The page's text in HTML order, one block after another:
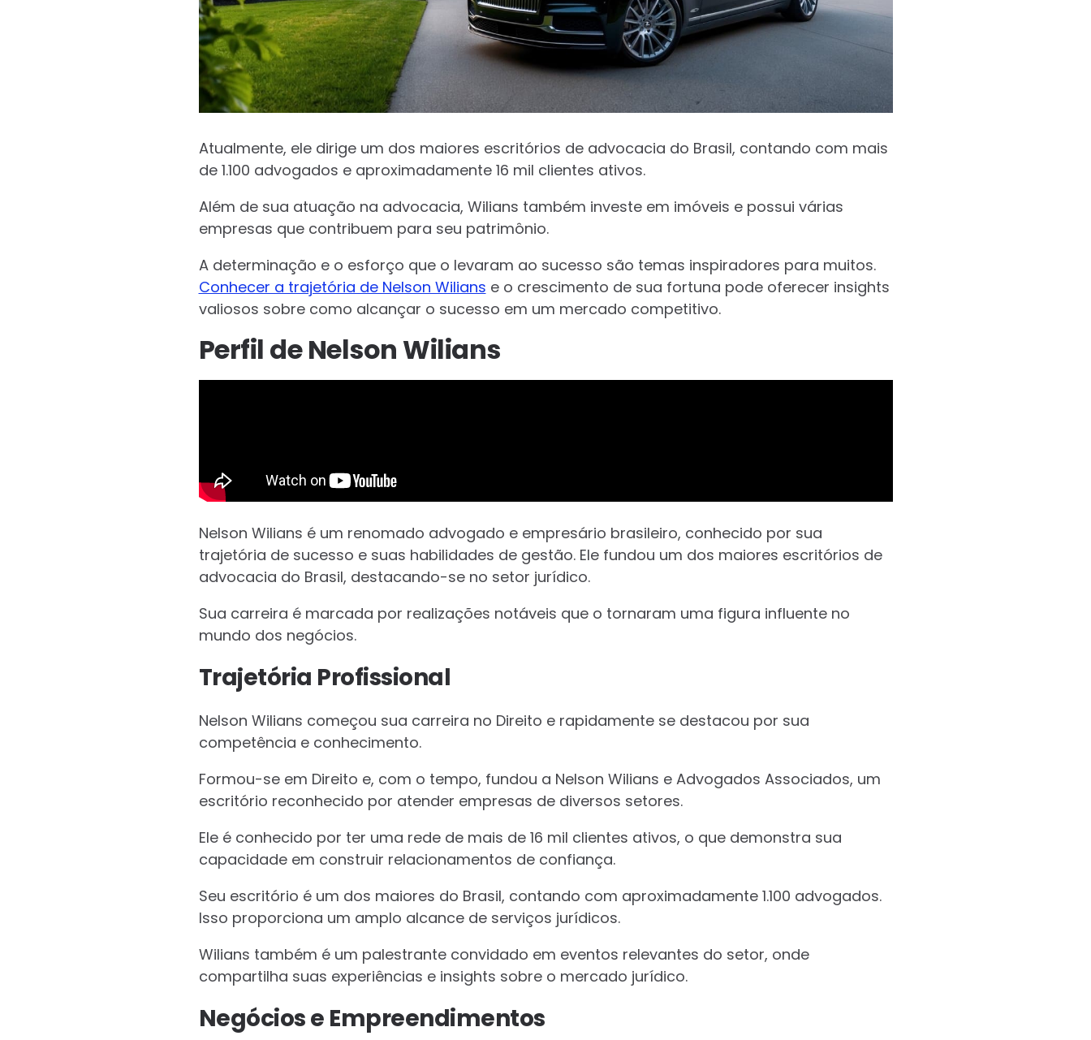
Atualmente, ele dirige um dos maiores escritórios de advocacia do Brasil, contando com mais
de 1.100 advogados e aproximadamente 16 mil clientes ativos.
Além de sua atuação na advocacia, Wilians também investe em imóveis e possui várias
empresas que contribuem para seu patrimônio.
A determinação e o esforço que o levaram ao sucesso são temas inspiradores para muitos.
Conhecer a trajetória de Nelson Wilians e o crescimento de sua fortuna pode oferecer insights
valiosos sobre como alcançar o sucesso em um mercado competitivo.
Perfil de Nelson Wilians
Nelson Wilians é um renomado advogado e empresário brasileiro, conhecido por sua
trajetória de sucesso e suas habilidades de gestão. Ele fundou um dos maiores escritórios de
advocacia do Brasil, destacando-se no setor jurídico.
Sua carreira é marcada por realizações notáveis que o tornaram uma figura influente no
mundo dos negócios.
Trajetória Profissional
Nelson Wilians começou sua carreira no Direito e rapidamente se destacou por sua
competência e conhecimento.
Formou-se em Direito e, com o tempo, fundou a Nelson Wilians e Advogados Associados, um
escritório reconhecido por atender empresas de diversos setores.
Ele é conhecido por ter uma rede de mais de 16 mil clientes ativos, o que demonstra sua
capacidade em construir relacionamentos de confiança.
Seu escritório é um dos maiores do Brasil, contando com aproximadamente 1.100 advogados.
Isso proporciona um amplo alcance de serviços jurídicos.
Wilians também é um palestrante convidado em eventos relevantes do setor, onde
compartilha suas experiências e insights sobre o mercado jurídico.
Negócios e Empreendimentos